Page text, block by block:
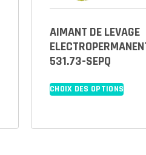
AIMANT DE LEVAGE
531.73-SEPQ
CHOIX DES OPTIONS